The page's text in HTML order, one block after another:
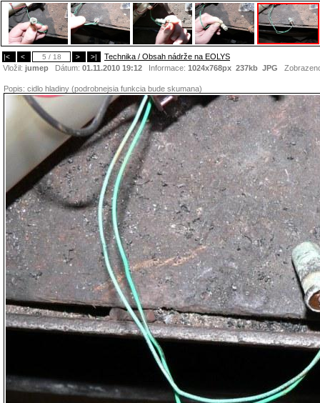
|< < 5 / 18 > >|
Technika / Obsah nádrže na EOLYS
Vložil: jumep Dátum: 01.11.2010 19:12 Informace: 1024x768px 237kb JPG
Popis: cidlo hladiny (podrobnejsia funkcia bude skumana)